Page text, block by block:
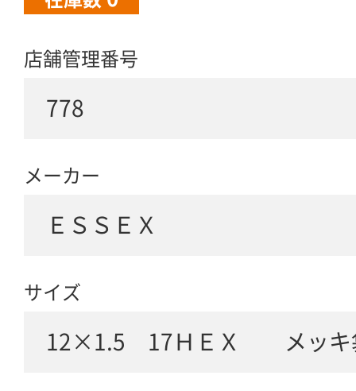
店舗管理番号
778
メーカー
ＥＳＳＥＸ
サイズ
12×1.5 17ＨＥＸ メッキ